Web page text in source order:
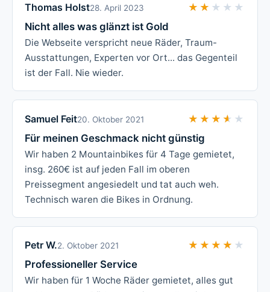
Thomas Holst28. April 2023 ★★★★★
★★★★★
Nicht alles was glänzt ist Gold
Die Webseite verspricht neue Räder, Traum-
Ausstattungen, Experten vor Ort... das Gegenteil
ist der Fall. Nie wieder.
Samuel Feit20. Oktober 2021 ★★★★★
★★★★★
Für meinen Geschmack nicht günstig
Wir haben 2 Mountainbikes für 4 Tage gemietet,
insg. 260€ ist auf jeden Fall im oberen
Preissegment angesiedelt und tat auch weh.
Technisch waren die Bikes in Ordnung.
Petr W.2. Oktober 2021 ★★★★★
★★★★★
Professioneller Service
Wir haben für 1 Woche Räder gemietet, alles gut